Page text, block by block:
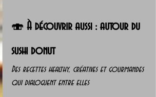
🍣 À découvrir aussi : autour du
sushi donut
Des recettes healthy, créatives et gourmandes
qui dialoguent entre elles